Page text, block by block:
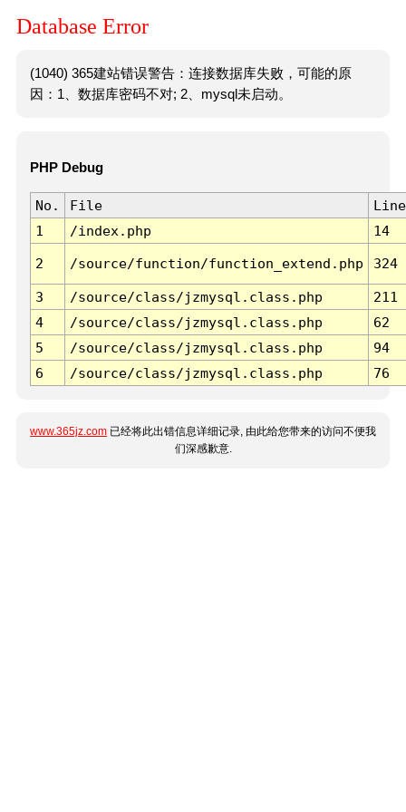
Database Error
(1040) 365建站错误警告：连接数据库失败，可能的原
因：1、数据库密码不对; 2、mysql未启动。
PHP Debug
No. File
Line
1
/index.php 14
2 /source/function/function_extend.php 324
3 /source/class/jzmysql.class.php
211
4
/source/class/jzmysql.class.php
62
5
/source/class/jzmysql.class.php
94
6
/source/class/jzmysql.class.php 76
www.365jz.com 已经将此出错信息详细记录, 由此给您带来的访问不便我
们深感歉意.